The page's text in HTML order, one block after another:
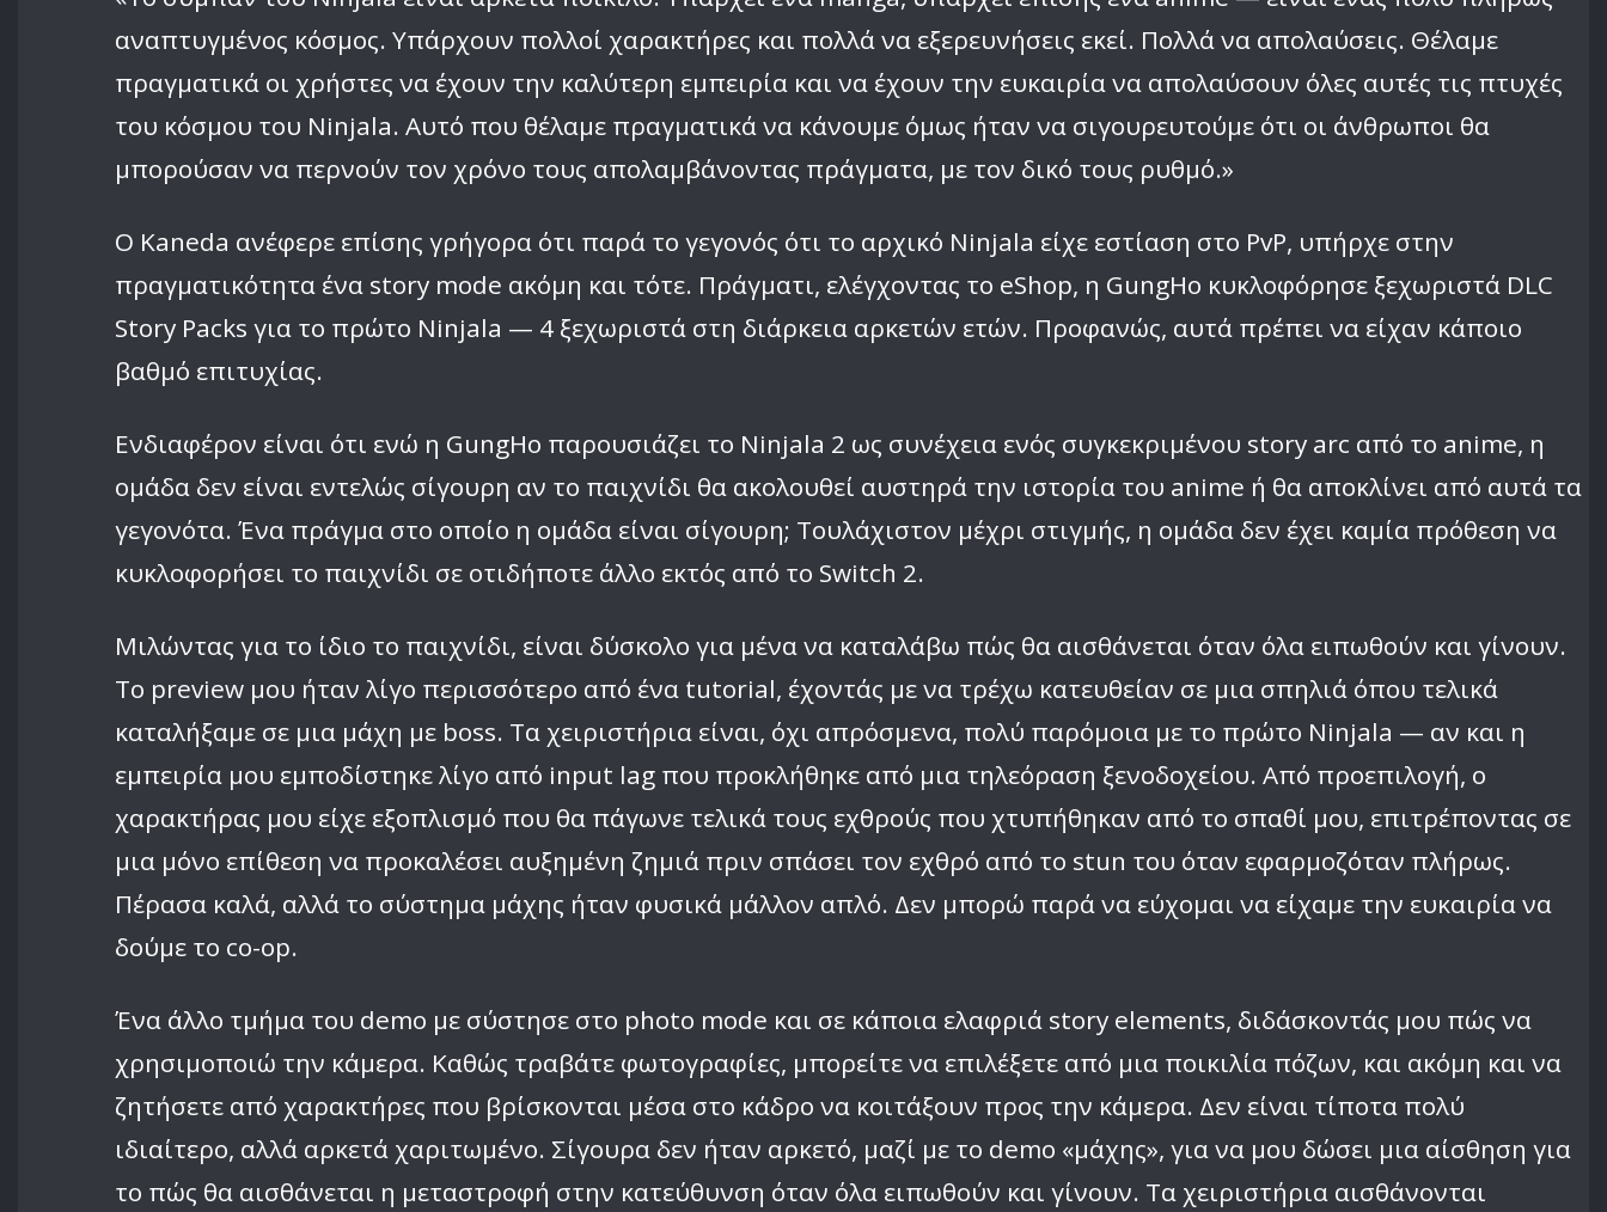
αναπτυγμένος κόσμος. Υπάρχουν πολλοί χαρακτήρες και πολλά να εξερευνήσεις εκεί. Πολλά να απολαύσεις. Θέλαμε
πραγματικά οι χρήστες να έχουν την καλύτερη εμπειρία και να έχουν την ευκαιρία να απολαύσουν όλες αυτές τις πτυχές
του κόσμου του Ninjala. Αυτό που θέλαμε πραγματικά να κάνουμε όμως ήταν να σιγουρευτούμε ότι οι άνθρωποι θα
μπορούσαν να περνούν τον χρόνο τους απολαμβάνοντας πράγματα, με τον δικό τους ρυθμό.»
Ο Kaneda ανέφερε επίσης γρήγορα ότι παρά το γεγονός ότι το αρχικό Ninjala είχε εστίαση στο PvP, υπήρχε στην
πραγματικότητα ένα story mode ακόμη και τότε. Πράγματι, ελέγχοντας το eShop, η GungHo κυκλοφόρησε ξεχωριστά DLC
Story Packs για το πρώτο Ninjala — 4 ξεχωριστά στη διάρκεια αρκετών ετών. Προφανώς, αυτά πρέπει να είχαν κάποιο
βαθμό επιτυχίας.
Ενδιαφέρον είναι ότι ενώ η GungHo παρουσιάζει το Ninjala 2 ως συνέχεια ενός συγκεκριμένου story arc από το anime, η
ομάδα δεν είναι εντελώς σίγουρη αν το παιχνίδι θα ακολουθεί αυστηρά την ιστορία του anime ή θα αποκλίνει από αυτά τα
γεγονότα. Ένα πράγμα στο οποίο η ομάδα είναι σίγουρη; Τουλάχιστον μέχρι στιγμής, η ομάδα δεν έχει καμία πρόθεση να
κυκλοφορήσει το παιχνίδι σε οτιδήποτε άλλο εκτός από το Switch 2.
Μιλώντας για το ίδιο το παιχνίδι, είναι δύσκολο για μένα να καταλάβω πώς θα αισθάνεται όταν όλα ειπωθούν και γίνουν.
Το preview μου ήταν λίγο περισσότερο από ένα tutorial, έχοντάς με να τρέχω κατευθείαν σε μια σπηλιά όπου τελικά
καταλήξαμε σε μια μάχη με boss. Τα χειριστήρια είναι, όχι απρόσμενα, πολύ παρόμοια με το πρώτο Ninjala — αν και η
εμπειρία μου εμποδίστηκε λίγο από input lag που προκλήθηκε από μια τηλεόραση ξενοδοχείου. Από προεπιλογή, ο
χαρακτήρας μου είχε εξοπλισμό που θα πάγωνε τελικά τους εχθρούς που χτυπήθηκαν από το σπαθί μου, επιτρέποντας σε
μια μόνο επίθεση να προκαλέσει αυξημένη ζημιά πριν σπάσει τον εχθρό από το stun του όταν εφαρμοζόταν πλήρως.
Πέρασα καλά, αλλά το σύστημα μάχης ήταν φυσικά μάλλον απλό. Δεν μπορώ παρά να εύχομαι να είχαμε την ευκαιρία να
δούμε το co-op.
Ένα άλλο τμήμα του demo με σύστησε στο photo mode και σε κάποια ελαφριά story elements, διδάσκοντάς μου πώς να
χρησιμοποιώ την κάμερα. Καθώς τραβάτε φωτογραφίες, μπορείτε να επιλέξετε από μια ποικιλία πόζων, και ακόμη και να
ζητήσετε από χαρακτήρες που βρίσκονται μέσα στο κάδρο να κοιτάξουν προς την κάμερα. Δεν είναι τίποτα πολύ
ιδιαίτερο, αλλά αρκετά χαριτωμένο. Σίγουρα δεν ήταν αρκετό, μαζί με το demo «μάχης», για να μου δώσει μια αίσθηση για
το πώς θα αισθάνεται η μεταστροφή στην κατεύθυνση όταν όλα ειπωθούν και γίνουν. Τα χειριστήρια αισθάνονται